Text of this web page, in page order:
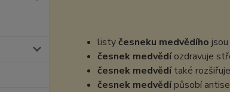
listyčesneku medvědího
česnek medvědíozdravuje
česnek medvědítaké rozšiřuje
česnek medvědípůsobí